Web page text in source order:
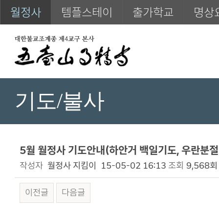
월정사 템플스테이 출가학교 명상
기도/불사
5월 월정사 기도안내(하안거 백일기도, 우란분
작성자 월정사 지킴이 15-05-02 16:13 조회 9,568회
이전글 다음글